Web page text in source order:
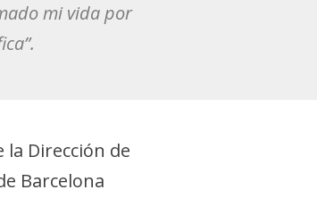
mi vida por
Dirección de
Barcelona